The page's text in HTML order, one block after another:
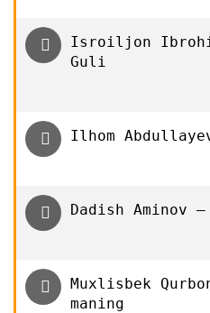
Isroiljon
Guli
Ilhom
Dadish Aminov
Muxlisbek
maning